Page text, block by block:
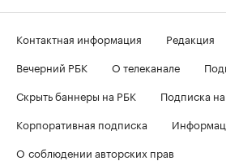
Контактная информация Редакция
Вечерний РБК
О телеканале
Скрыть баннеры на РБК
Подписка
Корпоративная подписка
О соблюдении авторских прав